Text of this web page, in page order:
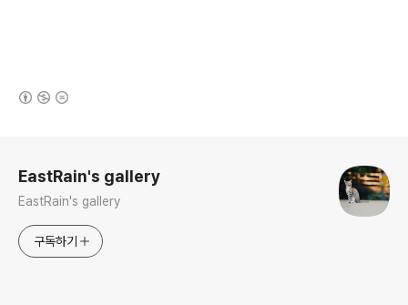
EastRain's gallery
EastRain's gallery
구독하기